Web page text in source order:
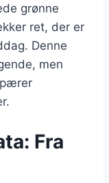
grønne
ret, der er
Denne
men
Fra